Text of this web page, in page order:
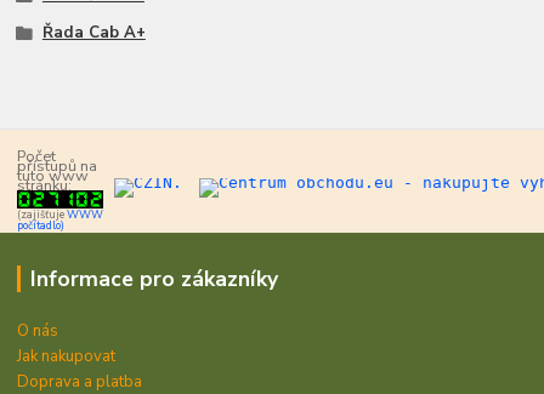
Řada Cab A+
Počet
přístupů na
tuto www
stránku:
(zajišťujeWWW
počítadlo)
Informace pro zákazníky
O nás
Jak nakupovat
Doprava a platba